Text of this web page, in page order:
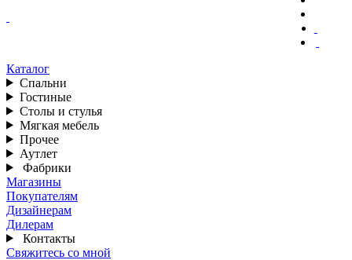
Каталог
Спальни
Гостиные
Столы и стулья
Мягкая мебель
Прочее
Аутлет
Фабрики
Магазины
Покупателям
Дизайнерам
Дилерам
Контакты
Свяжитесь со мной